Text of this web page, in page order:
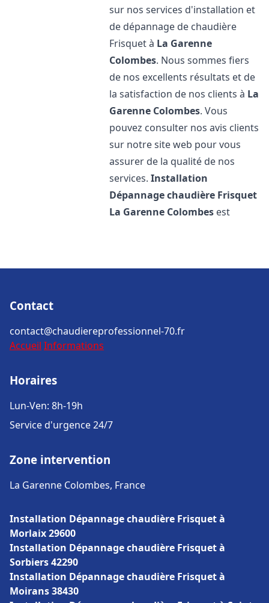
sur nos services d'installation et
de dépannage de chaudière
Frisquet à La Garenne
Colombes. Nous sommes fiers
de nos excellents résultats et de
la satisfaction de nos clients à La
Garenne Colombes. Vous
pouvez consulter nos avis clients
sur notre site web pour vous
assurer de la qualité de nos
services.Installation
Dépannage chaudière Frisquet
La Garenne Colombes est
Contact
contact@chaudiereprofessionnel-70.fr
Accueil Informations
Horaires
Lun-Ven: 8h-19h
Service d'urgence 24/7
Zone intervention
La Garenne Colombes, France
Installation Dépannage chaudière Frisquet à
Morlaix 29600
Installation Dépannage chaudière Frisquet à
Sorbiers 42290
Installation Dépannage chaudière Frisquet à
Moirans 38430